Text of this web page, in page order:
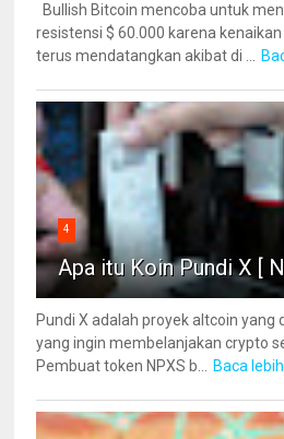
Bullish Bitcoin mencoba untuk
resistensi $ 60.000 karena
terus mendatangkan akibat di ...
4
Apa itu Koin Pundi X [
Pundi X adalah proyek altcoin yang
yang ingin membelanjakan crypto
Pembuat token NPXS b...
Baca